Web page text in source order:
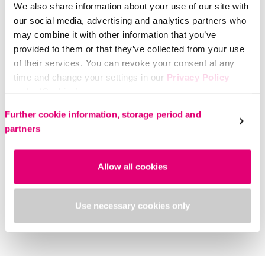
We also share information about your use of our site with
our social media, advertising and analytics partners who
may combine it with other information that you’ve
provided to them or that they’ve collected from your use
of their services. You can revoke your consent at any
time and change your settings in our Privacy Policy
Further cookie information, storage period and
partners
Allow all cookies
Use necessary cookies only
Bij een veneuze aandoening heeft de
huid nood aan extra verzorging
Het dragen van kousen leidt tot extra belasting van de
huid. Om het succes van compressietherapie te vergroten,